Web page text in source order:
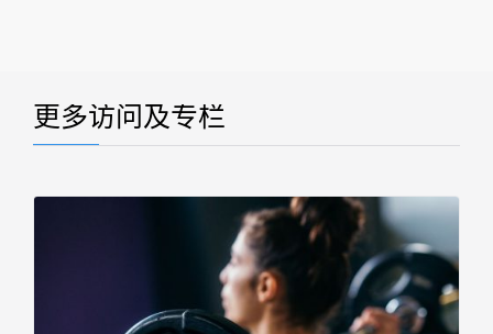
更多访问及专栏